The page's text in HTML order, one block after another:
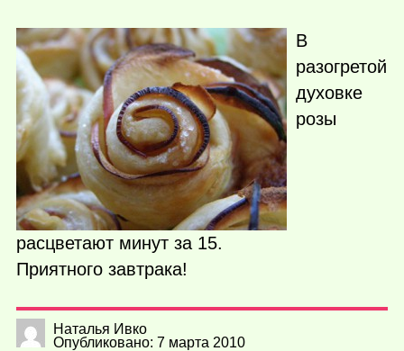
В
разогретой
духовке
розы
расцветают минут за 15.
Приятного завтрака!
Наталья Ивко
Опубликовано: 7 марта 2010